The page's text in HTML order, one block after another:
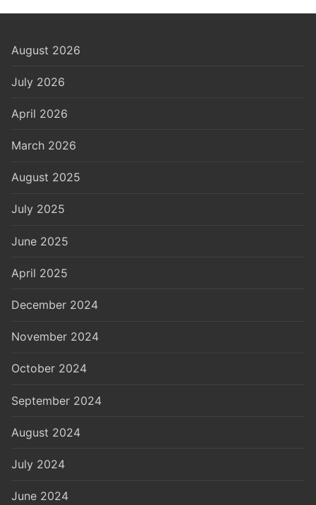
August 2026
July 2026
April 2026
March 2026
August 2025
July 2025
June 2025
April 2025
December 2024
November 2024
October 2024
September 2024
August 2024
July 2024
June 2024